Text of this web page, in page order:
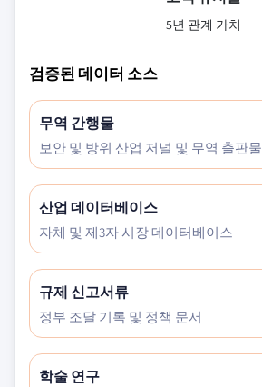
5년 관계 가치
검증된 데이터 소스
무역 간행물
보안 및 방위 산업 저널 및 무역 출판물
산업 데이터베이스
자체 및 제3자 시장 데이터베이스
규제 신고서류
정부 조달 기록 및 정책 문서
학술 연구